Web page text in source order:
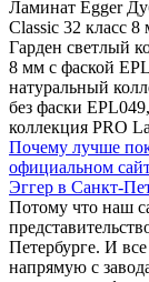
Ламинат Egger
Classic 32 класс
Гарден светлый
8 мм с фаской
натуральный
без фаски
коллекция PRO
Почему лучше
официальном
Эггер в Санкт-
Потому что наш
Петербурге. И
напрямую с